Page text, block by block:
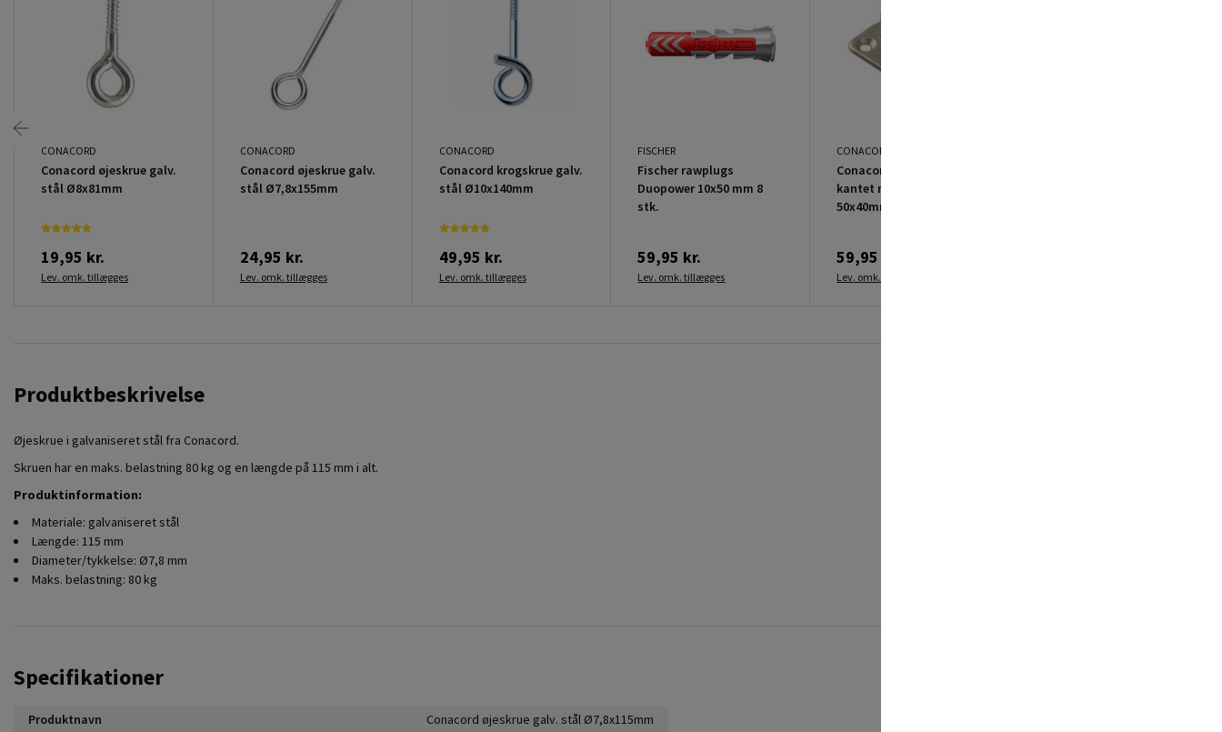
CONACORD
Conacord øjeskrue galv.
stål Ø8x81mm
19,95 kr.
Lev. omk. tillægges
CONACORD
Conacord øjeskrue galv.
stål Ø7,8x155mm
24,95 kr.
Lev. omk. tillægges
CONACORD
Conacord krogskrue galv.
stål Ø10x140mm
49,95 kr.
Lev. omk. tillægges
FISCHER
Fischer rawplugs
Duopower 10x50 mm 8
stk.
59,95 kr.
Lev. omk. tillægges
CONACORD
Conacord øjeplade 4-
kantet rustfri stål
50x40mm
59,95 kr.
Lev. omk. tillægges
Produktbeskrivelse
Øjeskrue i galvaniseret stål fra Conacord.
Skruen har en maks. belastning 80 kg og en længde på 115 mm i alt.
Produktinformation:
Materiale: galvaniseret stål
Længde: 115 mm
Diameter/tykkelse: Ø7,8 mm
Maks. belastning: 80 kg
Specifikationer
Produktnavn
Conacord øjeskrue galv. stål Ø7,8x115mm